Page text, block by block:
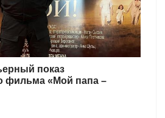
показ
фильма «Мой папа –